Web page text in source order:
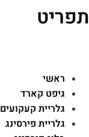
ראשי
גיפט קארד
גלריית קעקועים
גלריית פירסינג